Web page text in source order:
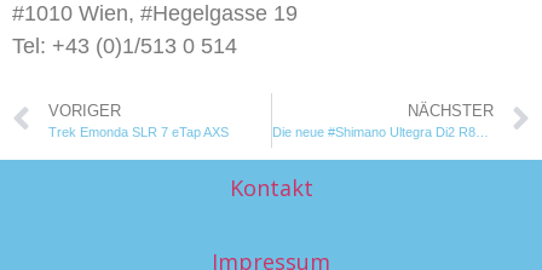
#1010 Wien, #Hegelgasse 19
Tel: +43 (0)1/513 0 514
VORIGER
Trek Emonda SLR 7 eTap AXS
NÄCHSTER
Die neue #Shimano Ultegra Di2 R8150 12-Fach auf einem #Trek Domane SLR!
Kontakt
Impressum